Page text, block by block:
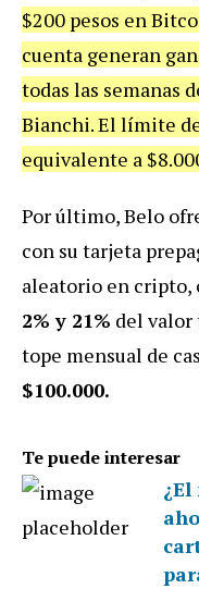
$200 pesos en
cuenta generan
todas las semanas
Bianchi. El límite
equivalente a
Por último, Belo
con su tarjeta
aleatorio en cripto,
2% y 21% del valor
tope mensual de
$100.000.
Te puede interesar